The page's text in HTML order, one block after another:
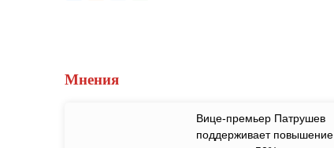
Мнения
Вице-премьер Патрушев
поддерживает повышение